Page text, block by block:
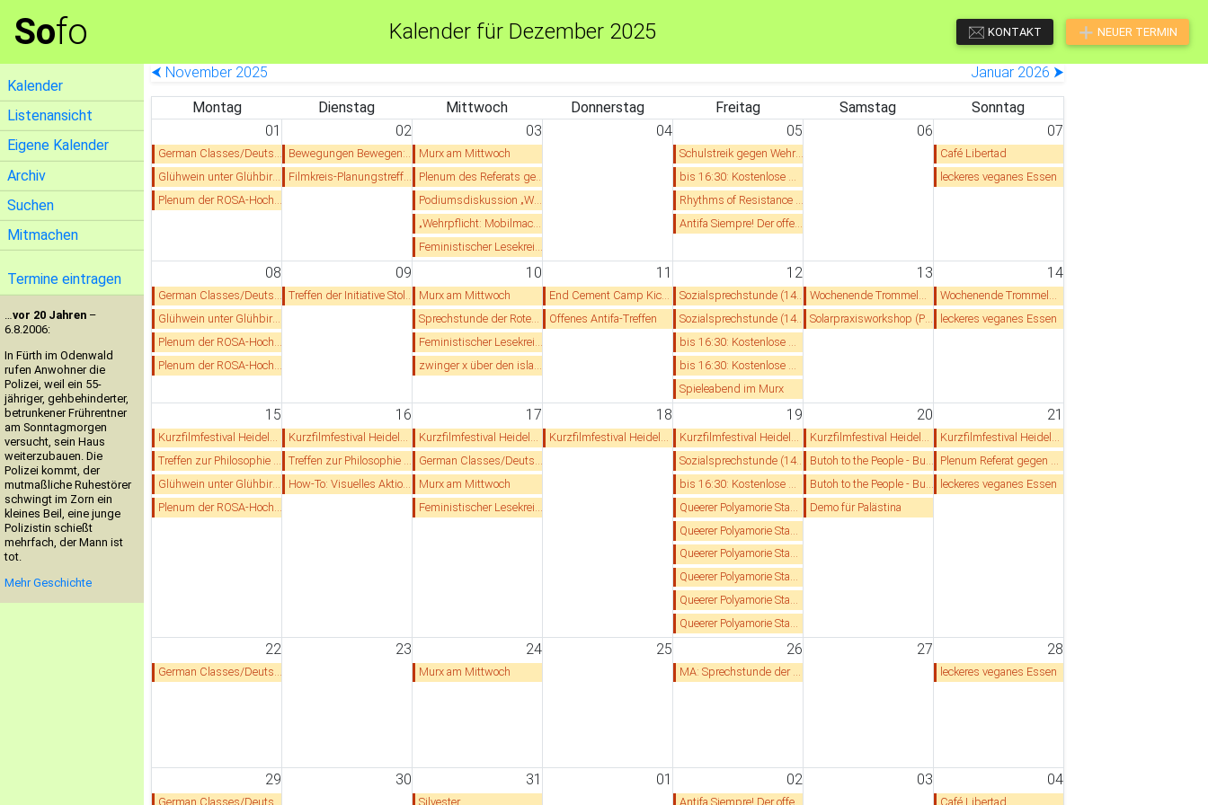
Sofo Kalender für Dezember 2025 KONTAKT NEUER TERMIN
Kalender
Listenansicht
Eigene Kalender
Archiv
Suchen
Mitmachen
Termine eintragen
…vor 20 Jahren –
6.8.2006:
In Fürth im Odenwald
rufen Anwohner die
Polizei, weil ein 55-
jähriger, gehbehinderter,
betrunkener Frührentner
am Sonntagmorgen
versucht, sein Haus
weiterzubauen. Die
Polizei kommt, der
mutmaßliche Ruhestörer
schwingt im Zorn ein
kleines Beil, eine junge
Polizistin schießt
mehrfach, der Mann ist
tot.
Mehr Geschichte
⮜ November 2025 Januar 2026 ⮞
Montag Dienstag Mittwoch Donnerstag Freitag Samstag
Sonntag
01
German Classes/Deutschkurs
Glühwein unter Glühbirnen
Plenum der ROSA-Hochschulgruppe
02
Bewegungen Bewegen: Online Workshop zu sicheren Smartphones
Filmkreis-Planungstreffen für studentisches Kurzfilmfestival Heidelberg vom 15.21.12.2025
03
Murx am Mittwoch
Plenum des Referats gegen Antisemitismus
Podiumsdiskussion „Wehrpflicht: Mobilmachung für neue Kriege in aller Welt“
„Wehrpflicht: Mobilmachung für neue Kriege in aller Welt“ – Podium gegen die Wehrpflicht
Feministischer Lesekreis der solid und ROSA - Thema: Queerfeminismus
04 05
Schulstreik gegen Wehrpflicht
bis 16:30: Kostenlose Mietrechtsberatung für Studierende
Rhythms of Resistance Heidelberg Einsteigerprobe
Antifa Siempre! Der offene Infoabend der AIHD
06 07
Café Libertad
leckeres veganes Essen
08
German Classes/Deutschkurs
Glühwein unter Glühbirnen
Plenum der ROSA-Hochschulgruppe
Plenum der ROSA-Hochschulgruppe
09
Treffen der Initiative Stolpersteine Heidelberg
10
Murx am Mittwoch
Sprechstunde der Roten Hilfe HD/MA: Rechtshilfeberatung für von Repression Betroffene
Feministischer Lesekreis der solid und ROSA - Thema: Kurdischer Feminismus
zwinger x über den islam reden
11
End Cement Camp Kickoff
Offenes Antifa-Treffen
12
Sozialsprechstunde (14:30 - 17:30 Uhr)
Sozialsprechstunde (14:30 - 17:30 Uhr)
bis 16:30: Kostenlose Mietrechtsberatung für Studierende
bis 16:30: Kostenlose Mietrechtsberatung für Studierende
Spieleabend im Murx
13
Wochenende Trommelworkshop im Welthaus-Heidelberg
Solarpraxisworkshop (Photovoltaik):
14
Wochenende Trommelworkshop im Welthaus-Heidelberg
leckeres veganes Essen
15
Kurzfilmfestival Heidelberg
Treffen zur Philosophie des Wartens
Glühwein unter Glühbirnen
Plenum der ROSA-Hochschulgruppe
16
Kurzfilmfestival Heidelberg
Treffen zur Philosophie des Wartens
How-To: Visuelles Aktionsdesign: Wie mache ich unsere Aktionen schön und unüberhörbar?
17
Kurzfilmfestival Heidelberg
German Classes/Deutschkurs
Murx am Mittwoch
Feministischer Lesekreis der solid und ROSA - Thema: Dekolonialer und Intersektionaler Feminismus
18
Kurzfilmfestival Heidelberg
19
Kurzfilmfestival Heidelberg
Sozialsprechstunde (14:30 - 17:30 Uhr) letztes Mal vor Winterpause!
bis 16:30: Kostenlose Mietrechtsberatung für Studierende (letztes Mal vor Winterpause)
Queerer Polyamorie Stammtisch - moderiertes Gruppengespräch
Queerer Polyamorie Stammtisch - moderiertes Gruppengespräch
Queerer Polyamorie Stammtisch - moderiertes Gruppengespräch
Queerer Polyamorie Stammtisch - moderiertes Gruppengespräch
Queerer Polyamorie Stammtisch - moderiertes Gruppengespräch
Queerer Polyamorie Stammtisch - moderiertes Gruppengespräch
20
Kurzfilmfestival Heidelberg
Butoh to the People - Butoh Community Workshop
Butoh to the People - Butoh Community Workshop
Demo für Palästina
21
Kurzfilmfestival Heidelberg
Plenum Referat gegen Antisemitismus
leckeres veganes Essen
22
German Classes/Deutschkurs
23 24
Murx am Mittwoch
25 26
MA: Sprechstunde der Roten Hilfe HD/MA: Rechtshilfeberatung für von Repression Betroffene
27 28
leckeres veganes Essen
29
German Classes/Deutschkurs
30 31
Silvester
01 02
Antifa Siempre! Der offene Infoabend der AIHD
03 04
Café Libertad